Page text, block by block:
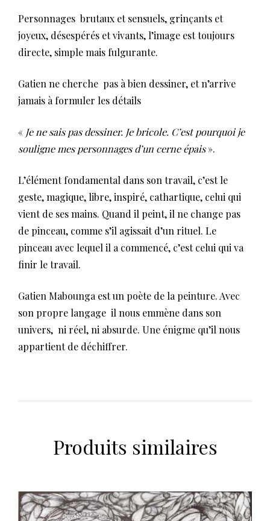
Personnages brutaux et sensuels, grinçants et
joyeux, désespérés et vivants, l’image est toujours
directe, simple mais fulgurante.
Gatien ne cherche pas à bien dessiner, et n’arrive
jamais à formuler les détails
« Je ne sais pas dessiner. Je bricole. C’est pourquoi je
souligne mes personnages d’un cerne épais».
L’élément fondamental dans son travail, c’est le
geste, magique, libre, inspiré, cathartique, celui qui
vient de ses mains. Quand il peint, il ne change pas
de pinceau, comme s’il agissait d’un rituel. Le
pinceau avec lequel il a commencé, c’est celui qui va
finir le travail.
Gatien Mabounga est un poète de la peinture. Avec
son propre langage il nous emmène dans son
univers, ni réel, ni absurde. Une énigme qu’il nous
appartient de déchiffrer.
Produits similaires